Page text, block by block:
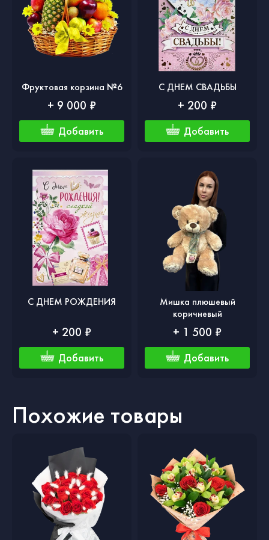
Фруктовая корзина №6
+ 9 000 ₽
Добавить
С ДНЕМ СВАДЬБЫ
+ 200 ₽
Добавить
С ДНЕМ РОЖДЕНИЯ
+ 200 ₽
Добавить
Мишка плюшевый
коричневый
+ 1 500 ₽
Добавить
Похожие товары